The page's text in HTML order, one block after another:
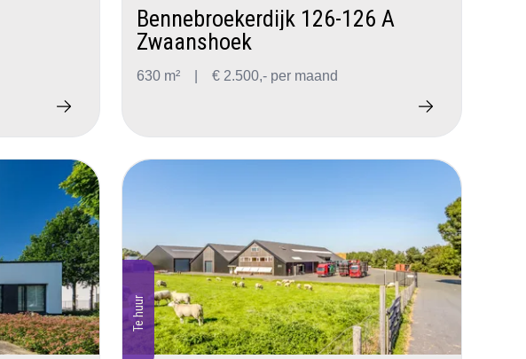
Bennebroekerdijk 126-126 A
Zwaanshoek
630 m² € 2.500,- per maand
Te huur